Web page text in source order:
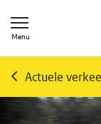
Menu
Actuele